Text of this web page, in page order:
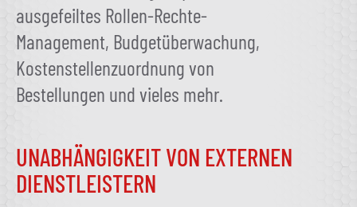
ausgefeiltes Rollen-Rechte-
Management, Budgetüberwachung,
Kostenstellenzuordnung von
Bestellungen und vieles mehr.
UNABHÄNGIGKEIT VON EXTERNEN
DIENSTLEISTERN